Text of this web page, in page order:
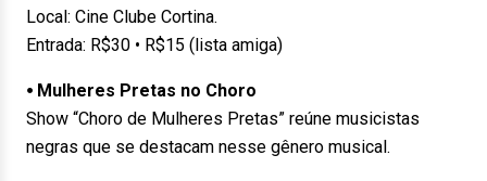
Local: Cine Clube Cortina.
Entrada: R$30 • R$15 (lista amiga)
⦁ Mulheres Pretas no Choro
Show “Choro de Mulheres Pretas” reúne musicistas
negras que se destacam nesse gênero musical.